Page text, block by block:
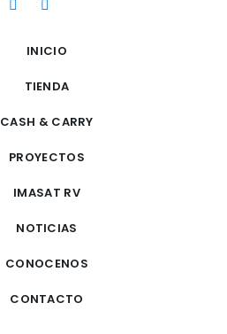
INICIO
TIENDA
CASH & CARRY
PROYECTOS
IMASAT RV
NOTICIAS
CONOCENOS
CONTACTO